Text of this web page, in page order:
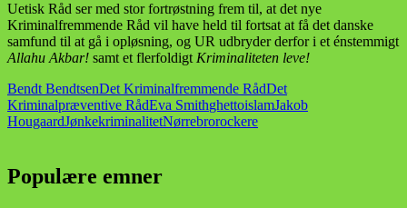
Uetisk Råd ser med stor fortrøstning frem til, at det nye
Kriminalfremmende Råd vil have held til fortsat at få det danske
samfund til at gå i opløsning, og UR udbryder derfor i et énstemmigt
Allahu Akbar! samt et flerfoldigt Kriminaliteten leve!
Bendt BendtsenDet Kriminalfremmende RådDet
Kriminalpræventive RådEva SmithghettoislamJakob
HougaardJønkekriminalitetNørrebrorockere
Populære emner